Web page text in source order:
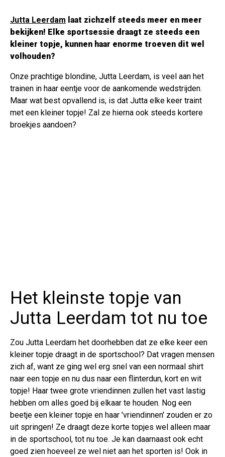
Jutta Leerdam laat zichzelf steeds meer en meer
bekijken! Elke sportsessie draagt ze steeds een
kleiner topje, kunnen haar enorme troeven dit wel
volhouden?
Onze prachtige blondine, Jutta Leerdam, is veel aan het
trainen in haar eentje voor de aankomende wedstrijden.
Maar wat best opvallend is, is dat Jutta elke keer traint
met een kleiner topje! Zal ze hierna ook steeds kortere
broekjes aandoen?
Het kleinste topje van
Jutta Leerdam tot nu toe
Zou Jutta Leerdam het doorhebben dat ze elke keer een
kleiner topje draagt in de sportschool? Dat vragen mensen
zich af, want ze ging wel erg snel van een normaal shirt
naar een topje en nu dus naar een flinterdun, kort en wit
topje! Haar twee grote vriendinnen zullen het vast lastig
hebben om alles goed bij elkaar te houden. Nog een
beetje een kleiner topje en haar 'vriendinnen' zouden er zo
uit springen! Ze draagt deze korte topjes wel alleen maar
in de sportschool, tot nu toe. Je kan daarnaast ook echt
goed zien hoeveel ze wel niet aan het sporten is! Ook in